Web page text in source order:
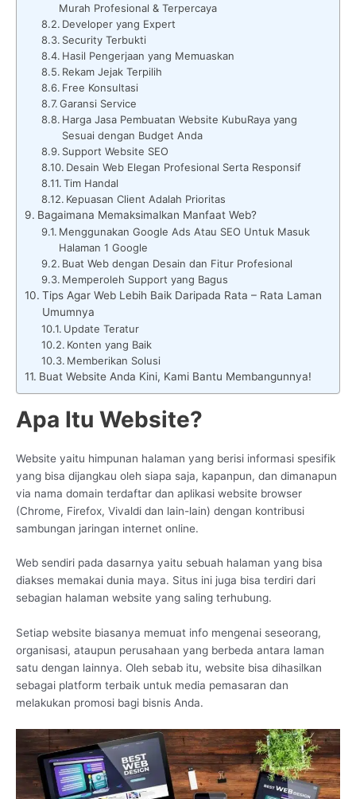
Murah Profesional & Terpercaya
Developer yang Expert
Security Terbukti
Hasil Pengerjaan yang Memuaskan
Rekam Jejak Terpilih
Free Konsultasi
Garansi Service
Harga Jasa Pembuatan Website KubuRaya yang
Sesuai dengan Budget Anda
Support Website SEO
Desain Web Elegan Profesional Serta Responsif
Tim Handal
Kepuasan Client Adalah Prioritas
Bagaimana Memaksimalkan Manfaat Web?
Menggunakan Google Ads Atau SEO Untuk Masuk
Halaman 1 Google
Buat Web dengan Desain dan Fitur Profesional
Memperoleh Support yang Bagus
Tips Agar Web Lebih Baik Daripada Rata – Rata Laman
Umumnya
Update Teratur
Konten yang Baik
Memberikan Solusi
Buat Website Anda Kini, Kami Bantu Membangunnya!
Apa Itu Website?
Website yaitu himpunan halaman yang berisi informasi spesifik
yang bisa dijangkau oleh siapa saja, kapanpun, dan dimanapun
via nama domain terdaftar dan aplikasi website browser
(Chrome, Firefox, Vivaldi dan lain-lain) dengan kontribusi
sambungan jaringan internet online.
Web sendiri pada dasarnya yaitu sebuah halaman yang bisa
diakses memakai dunia maya. Situs ini juga bisa terdiri dari
sebagian halaman website yang saling terhubung.
Setiap website biasanya memuat info mengenai seseorang,
organisasi, ataupun perusahaan yang berbeda antara laman
satu dengan lainnya. Oleh sebab itu, website bisa dihasilkan
sebagai platform terbaik untuk media pemasaran dan
melakukan promosi bagi bisnis Anda.